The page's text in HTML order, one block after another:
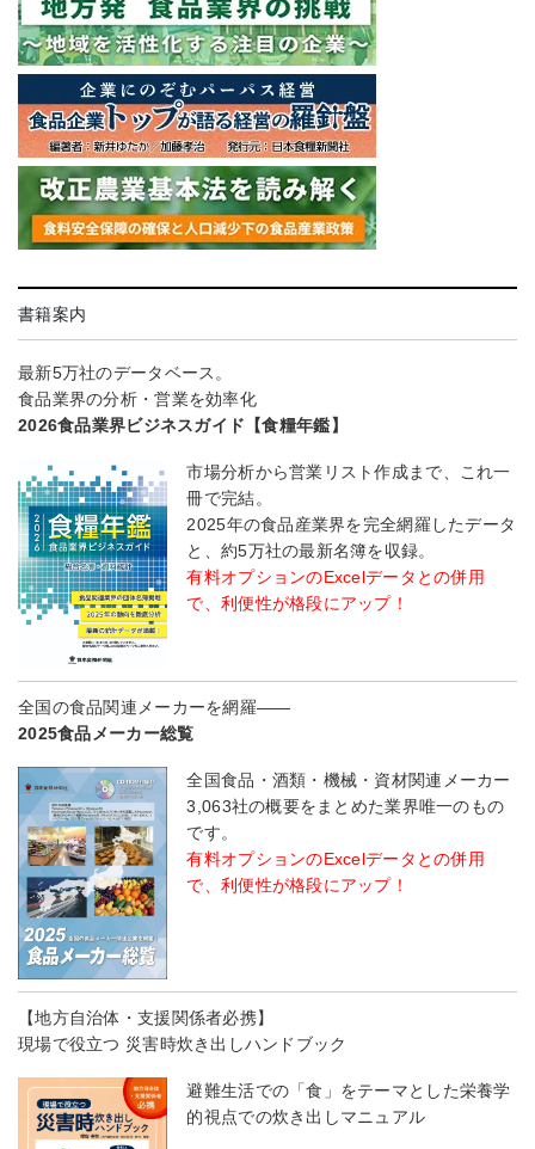
書籍案内
最新5万社のデータベース。
食品業界の分析・営業を効率化
2026食品業界ビジネスガイド【食糧年鑑】
市場分析から営業リスト作成まで、これ一
冊で完結。
2025年の食品産業界を完全網羅したデータ
と、約5万社の最新名簿を収録。
有料オプションのExcelデータとの併用
で、利便性が格段にアップ！
全国の食品関連メーカーを網羅――
2025食品メーカー総覧
全国食品・酒類・機械・資材関連メーカー
3,063社の概要をまとめた業界唯一のもの
です。
有料オプションのExcelデータとの併用
で、利便性が格段にアップ！
【地方自治体・支援関係者必携】
現場で役立つ 災害時炊き出しハンドブック
避難生活での「食」をテーマとした栄養学
的視点での炊き出しマニュアル